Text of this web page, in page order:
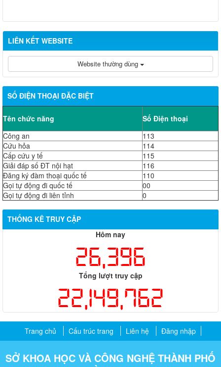
LIÊN KẾT WEBSITE
Website thường dùng
SỐ ĐIỆN THOẠI ĐẶC BIỆT
Tên chức năng
Số Điện thoại
Công an
113
Cứu hỏa
114
Cấp cứu y tế
115
Giải đáp số ĐT nội hạt
116
Đăng ký đàm thoại quốc tế
110
Gọi tự động đi quốc tế
00
Gọi tự động đi liên tỉnh
0
THỐNG KÊ TRUY CẬP
Hôm nay
26,396
Tổng lượt truy cập
22,149,762
Trang chủ Cấu trúc trang Liên hệ Đăng nhập
SỞ KHOA HỌC VÀ CÔNG NGHỆ THÀNH PHỐ